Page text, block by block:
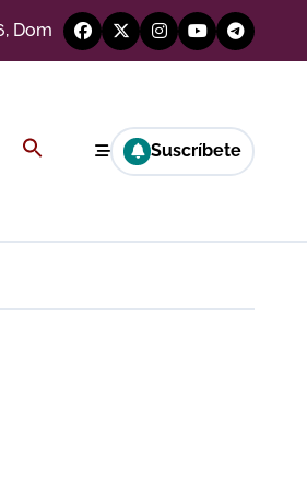
Dom
Buscar: Suscríbete